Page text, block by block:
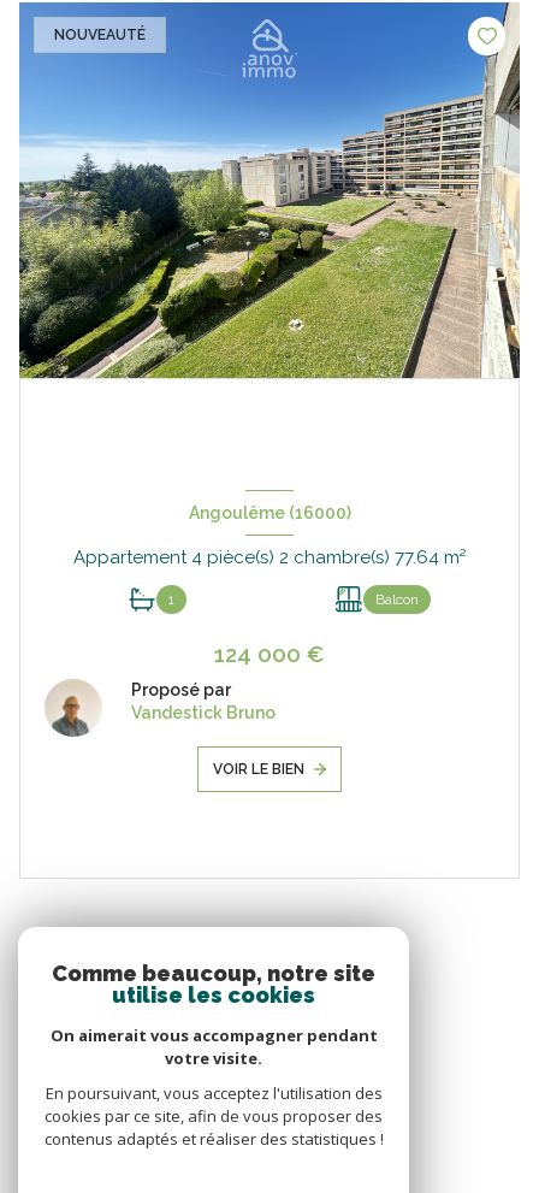
NOUVEAUTÉ
Angoulême (16000)
Appartement 4 pièce(s) 2 chambre(s) 77.64 m²
1 Balcon
124 000 €
Proposé par
Vandestick Bruno
VOIR LE BIEN
Comme beaucoup, notre site
utilise les cookies
On aimerait vous accompagner pendant
votre visite.
En poursuivant, vous acceptez l'utilisation des
cookies par ce site, afin de vous proposer des
contenus adaptés et réaliser des statistiques !